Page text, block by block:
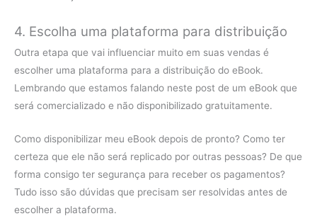
4. Escolha uma plataforma para distribuição
Outra etapa que vai influenciar muito em suas vendas é
escolher uma plataforma para a distribuição do eBook.
Lembrando que estamos falando neste post de um eBook que
será comercializado e não disponibilizado gratuitamente.
Como disponibilizar meu eBook depois de pronto? Como ter
certeza que ele não será replicado por outras pessoas? De que
forma consigo ter segurança para receber os pagamentos?
Tudo isso são dúvidas que precisam ser resolvidas antes de
escolher a plataforma.